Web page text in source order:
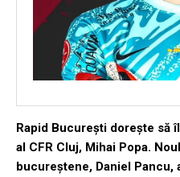
Rapid București dorește să
al CFR Cluj, Mihai Popa.
bucureștene, Daniel Pancu,